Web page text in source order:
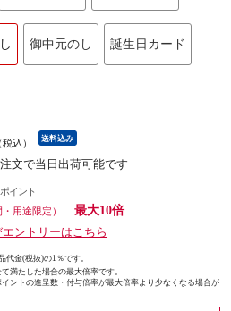
御中元のし 誕生日カード
税込） 送料込み
文で当日出荷可能です
・用途限定）
最大10倍
ントリーはこちら
金(税抜)の1％です。
満たした場合の最大倍率です。
ントの進呈数・付与倍率が最大倍率より少なくなる場合が